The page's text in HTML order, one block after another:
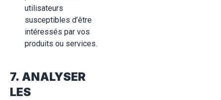
utilisateurs
susceptibles d’être
intéressés par vos
produits ou services.
7. ANALYSER
LES